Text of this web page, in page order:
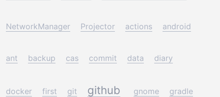
NetworkManager Projector actions android
ant backup cas commit data diary
docker first git github gnome gradle